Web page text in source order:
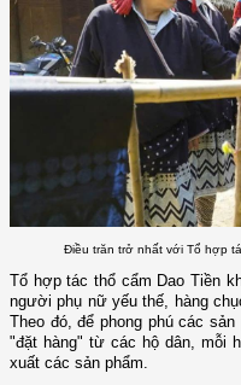
Điều trăn trở nhất với Tổ hợp
Tổ hợp tác thổ cẩm Dao Tiền
người phụ nữ yếu thế, hàng
Theo đó, để phong phú các
"đặt hàng" từ các hộ dân, mỗi
xuất các sản phẩm.